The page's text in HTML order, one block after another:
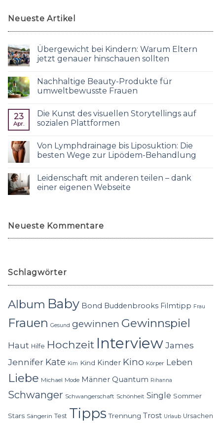
Neueste Artikel
Übergewicht bei Kindern: Warum Eltern
jetzt genauer hinschauen sollten
Nachhaltige Beauty-Produkte für
umweltbewusste Frauen
23
Apr.
Die Kunst des visuellen Storytellings auf
sozialen Plattformen
Von Lymphdrainage bis Liposuktion: Die
besten Wege zur Lipödem-Behandlung
Leidenschaft mit anderen teilen – dank
einer eigenen Webseite
Neueste Kommentare
Schlagwörter
Album Baby Bond Buddenbrooks Filmtipp Frau
Frauen Gesund gewinnen Gewinnspiel
Haut Hilfe Hochzeit InterviewJames
Jennifer Kate Kim Kind Kinder Kino Körper Leben
Liebe Michael Mode Männer Quantum Rihanna
Schwanger Schwangerschaft Schönheit Single Sommer
Stars Sängerin Test Tipps Trennung Trost Urlaub Ursachen